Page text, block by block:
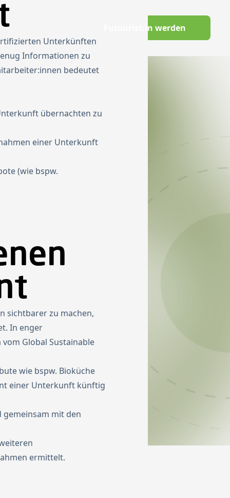
Wissenswelt Futourist:in werden
Unterkünften
Informationen zu
bedeutet
übernachten zu
einer Unterkunft
(wie bspw.
sichtbarer zu machen,
In enger
Global Sustainable
wie bspw. Bioküche
einer Unterkunft künftig
mit den
ermittelt.